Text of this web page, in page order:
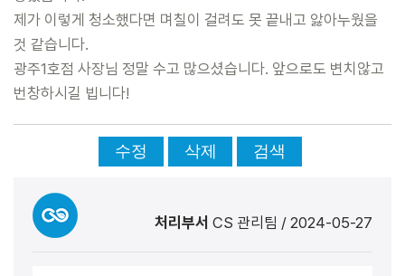
제가 이렇게 청소했다면 며칠이 걸려도 못 끝내고 앓아누웠을
것 같습니다.
광주1호점 사장님 정말 수고 많으셨습니다. 앞으로도 변치않고
번창하시길 빕니다!
수정 삭제 검색
처리부서 CS 관리팀 /2024-05-27